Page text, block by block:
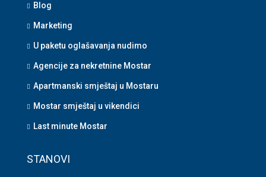
Blog
Marketing
U paketu oglašavanja nudimo
Agencije za nekretnine Mostar
Apartmanski smještaj u Mostaru
Mostar smještaj u vikendici
Last minute Mostar
STANOVI